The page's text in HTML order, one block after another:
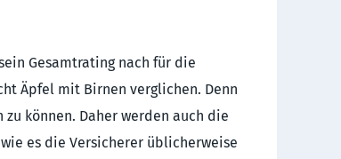
Gesamtrating nach für die
Äpfel mit Birnen verglichen. Denn
können. Daher werden auch die
es die Versicherer üblicherweise